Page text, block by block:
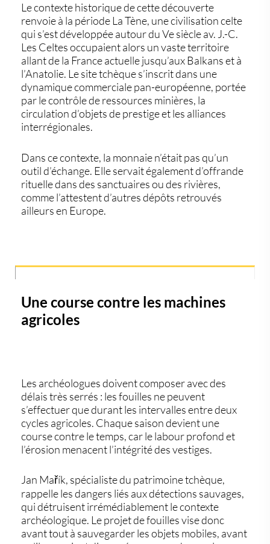
Le contexte historique de cette découverte
renvoie à la période La Tène, une civilisation celte
qui s’est développée autour du Ve siècle av. J.-C.
Les Celtes occupaient alors un vaste territoire
allant de la France actuelle jusqu’aux Balkans et à
l’Anatolie. Le site tchèque s’inscrit dans une
dynamique commerciale pan-européenne, portée
par le contrôle de ressources minières, la
circulation d’objets de prestige et les alliances
interrégionales.
Dans ce contexte, la monnaie n’était pas qu’un
outil d’échange. Elle servait également d’offrande
rituelledans des sanctuaires ou des rivières,
comme l’attestent d’autres dépôts retrouvés
ailleurs en Europe.
Une course contre les machines
agricoles
Les archéologues doivent composer avec des
délais très serrés : les fouilles ne peuvent
s’effectuer quedurant les intervalles entre deux
cycles agricoles. Chaque saison devient une
course contre le temps, carle labour profond et
l’érosion menacent l’intégrité des vestiges.
Jan Mařík, spécialiste du patrimoine tchèque,
rappelle les dangers liés auxdétections sauvages,
qui détruisent irrémédiablement le contexte
archéologique. Le projet de fouilles vise donc
avant tout à sauvegarder les objets mobiles, avant